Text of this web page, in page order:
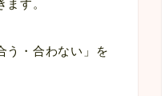
す。
う・合わない」を